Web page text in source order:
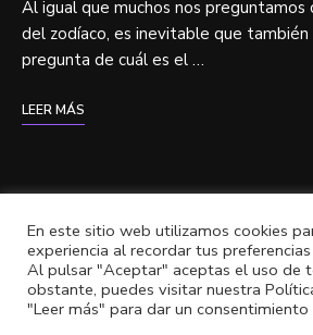
Al igual que muchos nos preguntamos
del zodíaco, es inevitable que también
pregunta de cuál es el …
LEER MÁS
En este sitio web utilizamos cookies
experiencia al recordar tus
Al pulsar "Aceptar" aceptas el uso de
obstante, puedes visitar nuestra
"Leer más" para dar un